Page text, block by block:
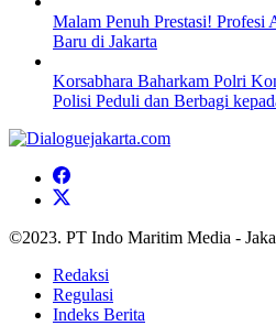
Malam Penuh Prestasi! Profesi
Baru di Jakarta
Korsabhara Baharkam Polri
Polisi Peduli dan Berbagi
©2023. PT Indo Maritim Media -
Redaksi
Regulasi
Indeks Berita